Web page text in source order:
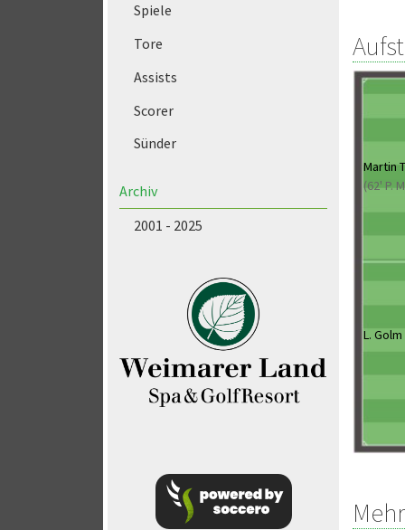
Spiele
Tore
Assists
Scorer
Sünder
Archiv
2001 - 2025
Martin
(62' P.
L. Golm